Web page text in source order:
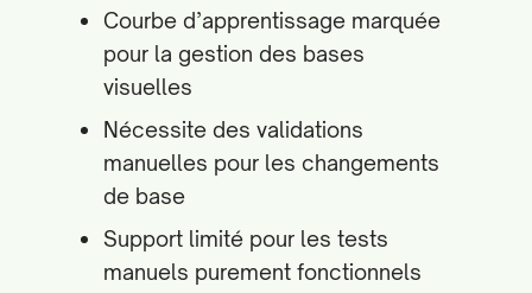
Courbe d’apprentissage marquée
pour la gestion des bases
visuelles
Nécessite des validations
manuelles pour les changements
de base
Support limité pour les tests
manuels purement fonctionnels